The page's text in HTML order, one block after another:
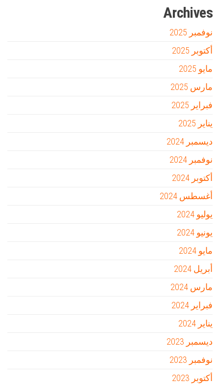
Archives
نوفمبر 2025
أكتوبر 2025
مايو 2025
مارس 2025
فبراير 2025
يناير 2025
ديسمبر 2024
نوفمبر 2024
أكتوبر 2024
أغسطس 2024
يوليو 2024
يونيو 2024
مايو 2024
أبريل 2024
مارس 2024
فبراير 2024
يناير 2024
ديسمبر 2023
نوفمبر 2023
أكتوبر 2023